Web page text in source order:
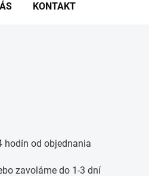
KONTAKT
hodín od objednania
zavoláme do 1-3 dní